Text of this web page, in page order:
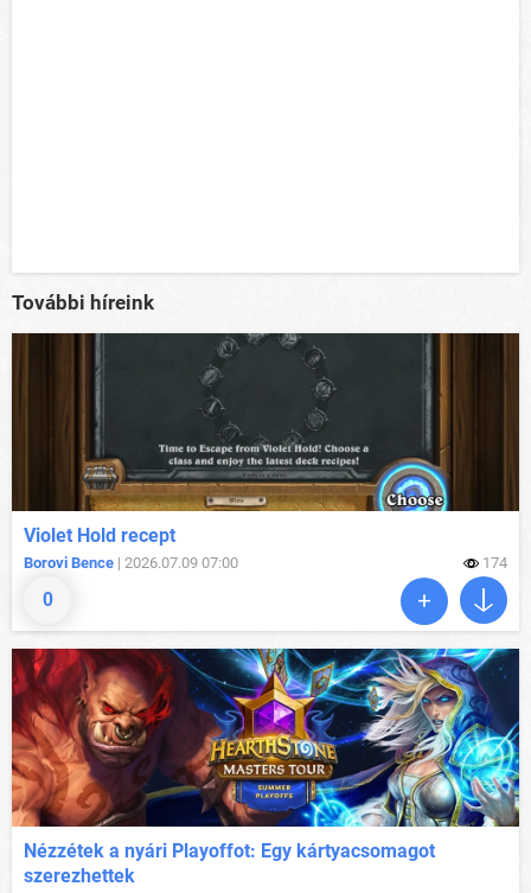
További híreink
0
Violet Hold recept
Borovi Bence | 2026.07.09 07:00 174
Nézzétek a nyári Playoffot: Egy kártyacsomagot
szerezhettek